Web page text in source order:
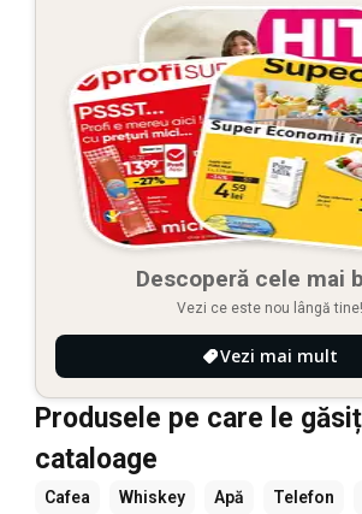
Descoperă cele mai
Vezi ce este nou lângă tine!
Vezi mai mult
Produsele pe care le
cataloage
Cafea Whiskey Apă Telefon